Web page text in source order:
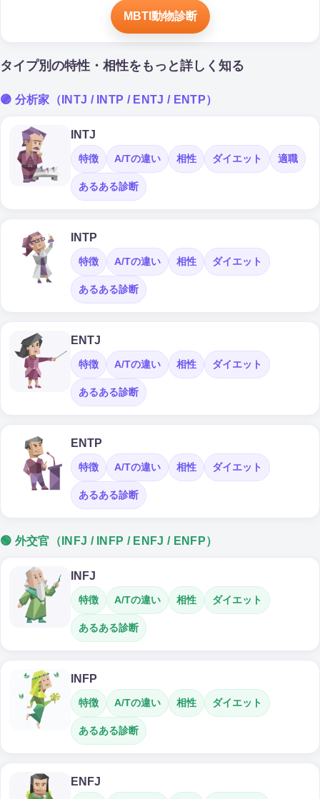
MBTI動物診断
タイプ別の特性・相性をもっと詳しく知る
🟣 分析家（INTJ / INTP / ENTJ / ENTP）
INTJ
特徴 A/Tの違い 相性 ダイエット 適職
あるある診断
INTP
特徴 A/Tの違い 相性 ダイエット
あるある診断
ENTJ
特徴 A/Tの違い 相性 ダイエット
あるある診断
ENTP
特徴 A/Tの違い 相性 ダイエット
あるある診断
🟢 外交官（INFJ / INFP / ENFJ / ENFP）
INFJ
特徴 A/Tの違い 相性 ダイエット
あるある診断
INFP
特徴 A/Tの違い 相性 ダイエット
あるある診断
ENFJ